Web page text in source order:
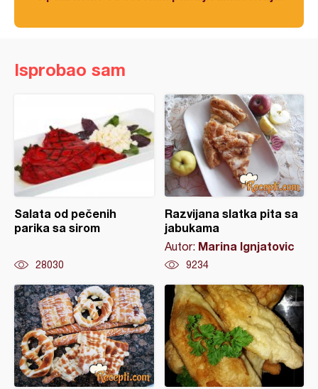
Isprobao sam
Salata od pečenih
parika sa sirom
28030
Razvijana slatka pita sa
jabukama
Autor: Marina Ignjatovic
9234